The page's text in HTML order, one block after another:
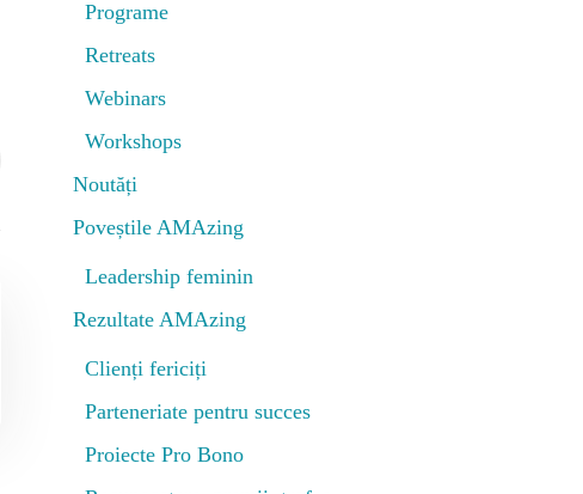
Programe
Retreats
Webinars
Workshops
Noutăți
Poveștile AMAzing
Leadership feminin
Rezultate AMAzing
Clienți fericiți
Parteneriate pentru succes
Proiecte Pro Bono